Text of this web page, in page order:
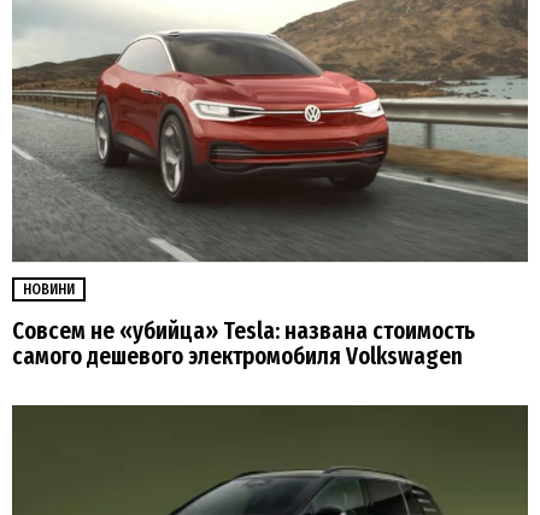
НОВИНИ
Совсем не «убийца» Tesla: названа стоимость
самого дешевого электромобиля Volkswagen